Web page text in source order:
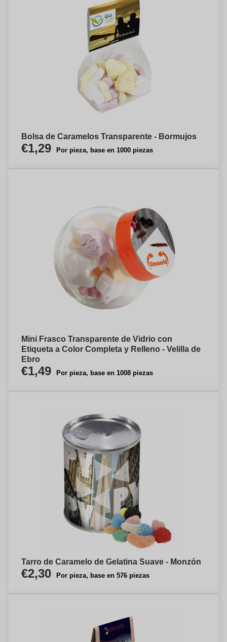
Bolsa de Caramelos Transparente - Bormujos
€1,29 Por pieza, base en 1000 piezas
Mini Frasco Transparente de Vidrio con
Etiqueta a Color Completa y Relleno - Velilla de
Ebro
€1,49 Por pieza, base en 1008 piezas
Tarro de Caramelo de Gelatina Suave - Monzón
€2,30 Por pieza, base en 576 piezas